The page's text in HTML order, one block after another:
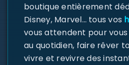
boutique entièrement
Disney, Marvel… tous vos
vous attendent pour
au quotidien, faire rêver
vivre et revivre des